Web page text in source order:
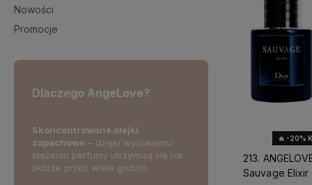
Nowości
Promocje
Dlaczego AngeLove?
Skoncentrowane olejki
zapachowe – dzięki wysokiemu
stężeniu perfumy utrzymują się na
skórze przez wiele godzin.
Skorzystaj z darmowej
🔥 -20%
213.
Sauvage Elixir